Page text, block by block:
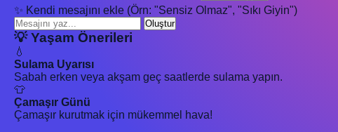
✨ Kendi mesajını ekle (Örn: "Sensiz Olmaz", "Sıkı Giyin")
Oluştur
💡 Yaşam Önerileri
💧
Sulama Uyarısı
Sabah erken veya akşam geç saatlerde sulama yapın.
👕
Çamaşır Günü
Çamaşır kurutmak için mükemmel hava!